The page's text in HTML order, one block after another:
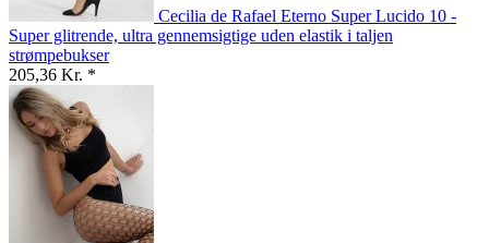
Cecilia de Rafael Eterno Super Lucido 10 -
Super glitrende, ultra gennemsigtige uden elastik i taljen
strømpebukser
205,36 Kr. *